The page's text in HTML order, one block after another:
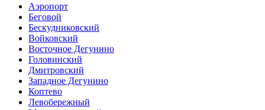
Аэропорт
Беговой
Бескудниковский
Войковский
Восточное Дегунино
Головинский
Дмитровский
Западное Дегунино
Коптево
Левобережный